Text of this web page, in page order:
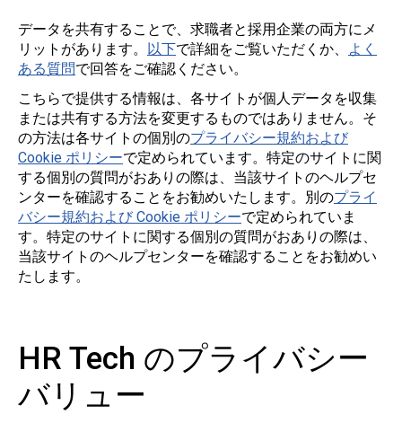
データを共有することで、求職者と採用企業の両方にメ
リットがあります。 以下で詳細をご覧いただくか、
よく
ある質問で回答をご確認ください。
こちらで提供する情報は、各サイトが個人データを収集
または共有する方法を変更するものではありません。そ
の方法は各サイトの個別のプライバシー規約および
Cookie ポリシーで定められています。特定のサイトに関
する個別の質問がおありの際は、当該サイトのヘルプセ
ンターを確認することをお勧めいたします。別のプライ
バシー規約および Cookie ポリシーで定められていま
す。特定のサイトに関する個別の質問がおありの際は、
当該サイトのヘルプセンターを確認することをお勧めい
たします。
HR Tech のプライバシー
バリュー